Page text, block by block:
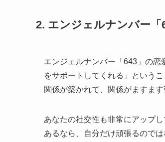
2. エンジェルナンバー
エンジェルナンバー「643」の
をサポートしてくれる」という
関係が築かれて、関係がますます
あなたの社交性も非常にアップ
あるなら、自分だけ頑張るので